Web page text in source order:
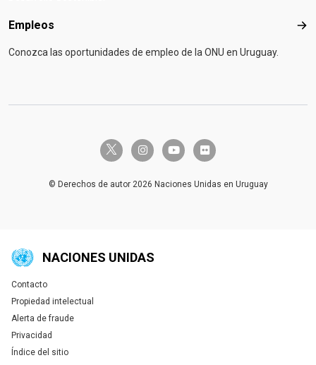
Empleos
Conozca las oportunidades de empleo de la ONU en Uruguay.
twitter-x instagramyoutube flickr
© Derechos de autor 2026 Naciones Unidas en Uruguay
NACIONES UNIDAS
Global U.N. menu
Contacto
Propiedad intelectual
Alerta de fraude
Privacidad
Índice del sitio